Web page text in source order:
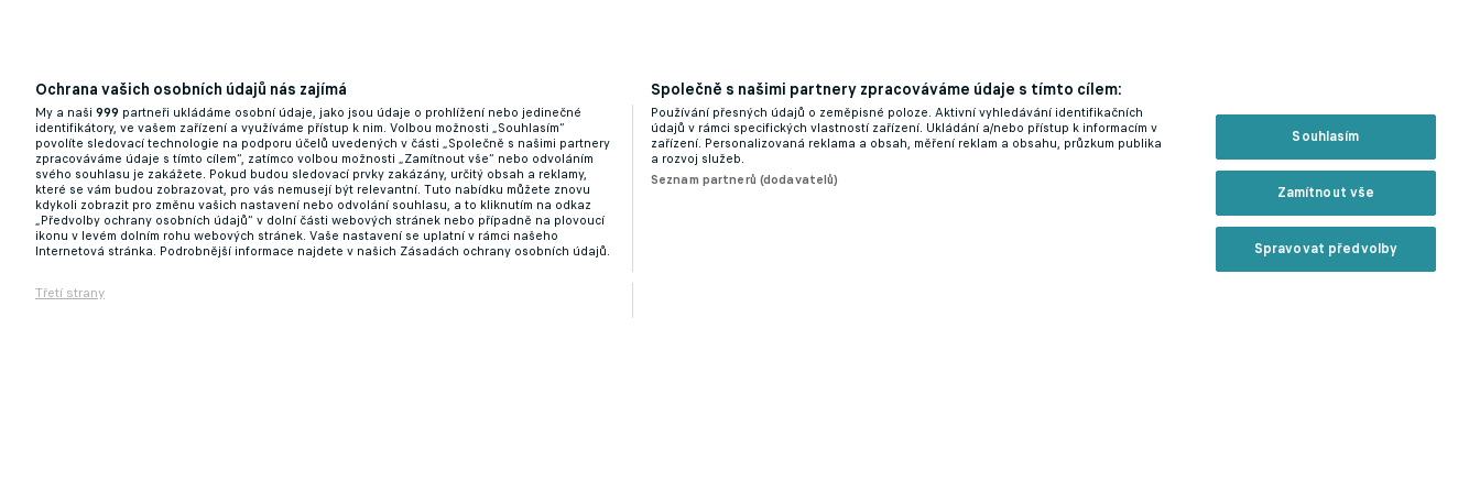
Pražská S mají smůlu, ve hře o N’Guessana je favoritem jiný český klub. Řeší se rekordní odstupné
01.06.2026 09:39
Ochrana vašich osobních údajů nás zajímá
My a naši 999 partneři ukládáme osobní údaje, jako jsou údaje o prohlížení nebo jedinečné
identifikátory, ve vašem zařízení a využíváme přístup k nim. Volbou možnosti „Souhlasím“
povolíte sledovací technologie na podporu účelů uvedených v části „Společně s našimi partnery
zpracováváme údaje s tímto cílem“, zatímco volbou možnosti „Zamítnout vše“ nebo odvoláním
svého souhlasu je zakážete. Pokud budou sledovací prvky zakázány, určitý obsah a reklamy,
které se vám budou zobrazovat, pro vás nemusejí být relevantní. Tuto nabídku můžete znovu
kdykoli zobrazit pro změnu vašich nastavení nebo odvolání souhlasu, a to kliknutím na odkaz
„Předvolby ochrany osobních údajů“ v dolní části webových stránek nebo případně na plovoucí
ikonu v levém dolním rohu webových stránek. Vaše nastavení se uplatní v rámci našeho
Internetová stránka. Podrobnější informace najdete v našich Zásadách ochrany osobních údajů.
Třetí strany
Společně s našimi partnery zpracováváme údaje s tímto cílem:
Používání přesných údajů o zeměpisné poloze. Aktivní vyhledávání identifikačních
údajů v rámci specifických vlastností zařízení. Ukládání a/nebo přístup k informacím v
zařízení. Personalizovaná reklama a obsah, měření reklam a obsahu, průzkum publika
a rozvoj služeb.
Seznam partnerů (dodavatelů)
Souhlasím
Zamítnout vše
Spravovat předvolby